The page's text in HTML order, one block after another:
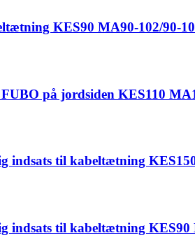
KES90 MA90-102/90-
på jordsiden KES110
indsats til kabeltætning
indsats til kabeltætning KES90